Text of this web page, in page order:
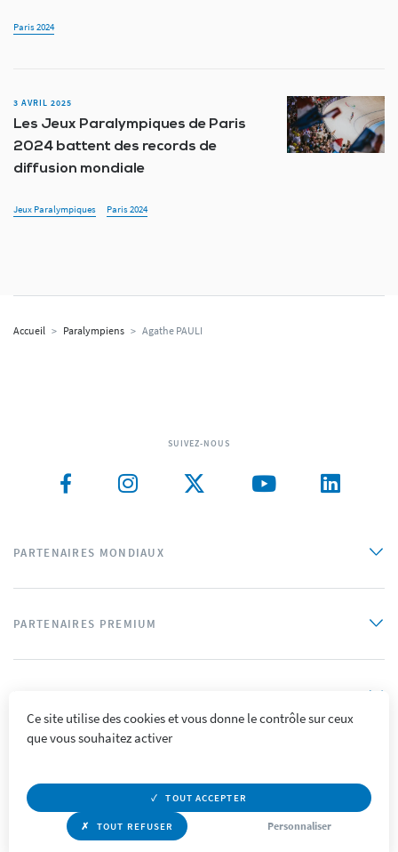
Paris 2024
3 AVRIL 2025
Les Jeux Paralympiques de Paris
2024 battent des records de
diffusion mondiale
Jeux Paralympiques Paris 2024
Accueil > Paralympiens > Agathe PAULI
SUIVEZ-NOUS
PARTENAIRES MONDIAUX
PARTENAIRES PREMIUM
Accessibilité
© Supercolor
Ce site utilise des cookies et vous donne le contrôle sur ceux
que vous souhaitez activer
TOUT ACCEPTER
TOUT REFUSER Personnaliser